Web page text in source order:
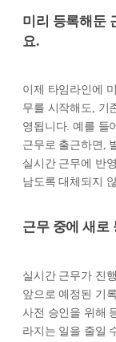
미리 등록해둔
요.
이제 타임라인에
무를 시작해도, 기
영됩니다. 예를 들
근무로 출근하면,
실시간 근무에 반
남도록 대체되지
근무 중에 새로
실시간 근무가 진
앞으로 예정된 기
사전 승인을 위해
라지는 일을 줄일